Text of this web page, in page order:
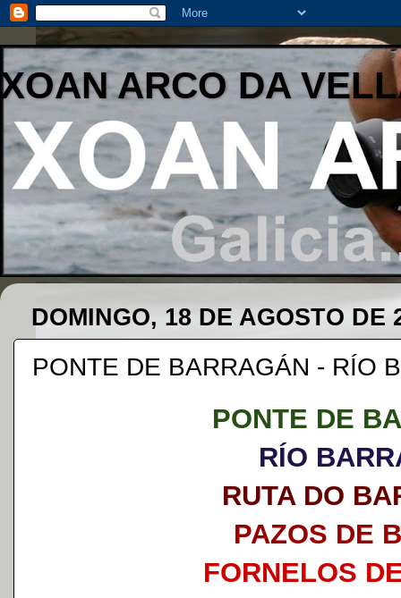
XOAN ARCO DA
DOMINGO, 18 DE AGOSTO DE
PONTE DE BARRAGÁN - RÍO
PONTE DE
RÍO
RUTA DO
PAZOS DE
FORNELOS